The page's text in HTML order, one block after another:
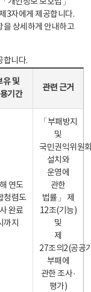
3자에게 제공합니다.
을 상세하게 안내하고
합니다.
유 및
기간
관련 근거
연도
청렴도
완료
까지
「부패방지
및
국민권익위원
설치와
운영에
관한
법률」 제
12조(기능)
및
제
27조의2(공공
부패에
관한 조사·
평가)